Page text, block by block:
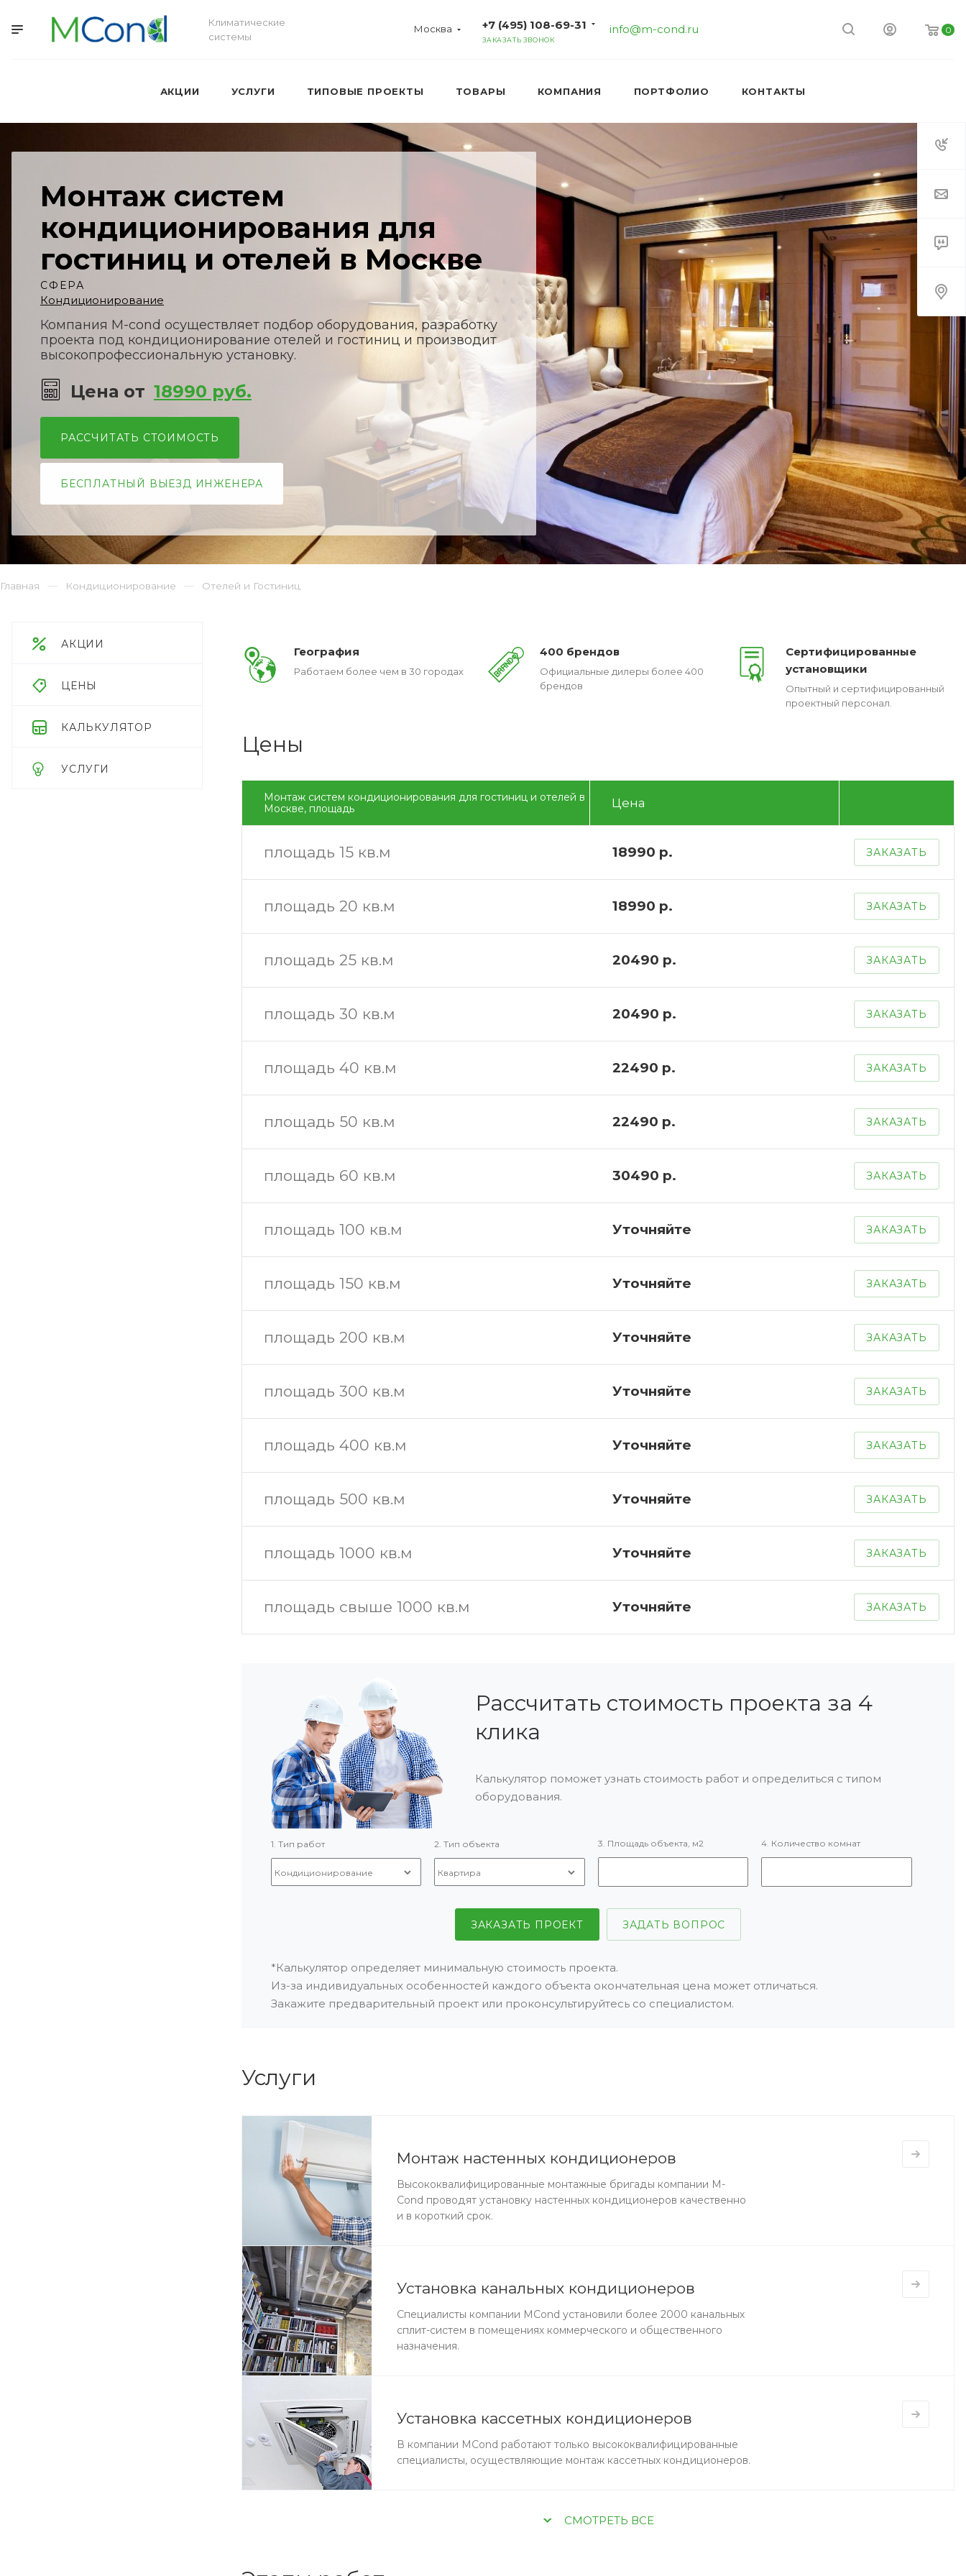
Климатические
системы
Москва +7 (495) 108-69-31
ЗАКАЗАТЬ ЗВОНОК
info@m-cond.ru 0
АКЦИИ УСЛУГИ ТИПОВЫЕ ПРОЕКТЫ ТОВАРЫ КОМПАНИЯ ПОРТФОЛИО КОНТАКТЫ
Монтаж систем
кондиционирования для
гостиниц и отелей в Москве
СФЕРА
Кондиционирование
Компания M-cond осуществляет подбор оборудования, разработку
проекта под кондиционирование отелей и гостиниц и производит
высокопрофессиональную установку.
Цена от 18990 руб.
РАССЧИТАТЬ СТОИМОСТЬ
БЕСПЛАТНЫЙ ВЫЕЗД ИНЖЕНЕРА
Главная Кондиционирование Отелей и Гостиниц
АКЦИИ
ЦЕНЫ
КАЛЬКУЛЯТОР
УСЛУГИ
География
Работаем более чем в 30 городах
400 брендов
Официальные дилеры более 400
брендов
Сертифицированные
установщики
Опытный и сертифицированный
проектный персонал.
Цены
Монтаж систем кондиционирования для гостиниц и отелей в
Москве, площадь
Цена
площадь 15 кв.м 18990 р. ЗАКАЗАТЬ
площадь 20 кв.м 18990 р. ЗАКАЗАТЬ
площадь 25 кв.м 20490 р. ЗАКАЗАТЬ
площадь 30 кв.м 20490 р. ЗАКАЗАТЬ
площадь 40 кв.м 22490 р. ЗАКАЗАТЬ
площадь 50 кв.м 22490 р. ЗАКАЗАТЬ
площадь 60 кв.м 30490 р. ЗАКАЗАТЬ
площадь 100 кв.м Уточняйте ЗАКАЗАТЬ
площадь 150 кв.м Уточняйте ЗАКАЗАТЬ
площадь 200 кв.м Уточняйте ЗАКАЗАТЬ
площадь 300 кв.м Уточняйте ЗАКАЗАТЬ
площадь 400 кв.м Уточняйте ЗАКАЗАТЬ
площадь 500 кв.м Уточняйте ЗАКАЗАТЬ
площадь 1000 кв.м Уточняйте ЗАКАЗАТЬ
площадь свыше 1000 кв.м Уточняйте ЗАКАЗАТЬ
Рассчитать стоимость проекта за 4
клика
Калькулятор поможет узнать стоимость работ и определиться с типом
оборудования.
1. Тип работ 2. Тип объекта 3. Площадь объекта, м2 4. Количество комнат
ЗАКАЗАТЬ ПРОЕКТ ЗАДАТЬ ВОПРОС
*Калькулятор определяет минимальную стоимость проекта.
Из-за индивидуальных особенностей каждого объекта окончательная цена может отличаться.
Закажите предварительный проект или проконсультируйтесь со специалистом.
Услуги
Монтаж настенных кондиционеров
Высококвалифицированные монтажные бригады компании M-
Cond проводят установку настенных кондиционеров качественно
и в короткий срок.
Установка канальных кондиционеров
Специалисты компании MCond установили более 2000 канальных
сплит-систем в помещениях коммерческого и общественного
назначения.
Установка кассетных кондиционеров
В компании MCond работают только высококвалифицированные
специалисты, осуществляющие монтаж кассетных кондиционеров.
CМОТРЕТЬ ВСЕ